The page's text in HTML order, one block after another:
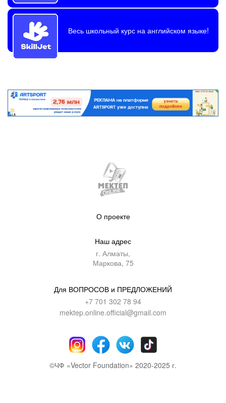
Весь школьный курс на английском языке!
О проекте
Наш адрес
г. Алматы,
Маркова, 75
Для ВОПРОСОВ и ПРЕДЛОЖЕНИЙ
+7 701 302 78 94
mektep.online.official@gmail.com
©ЧФ «Vector Foundation» 2020-2025 г.